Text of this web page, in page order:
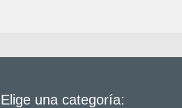
Elige una categoría: